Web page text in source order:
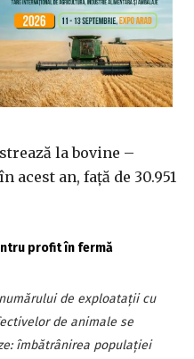
la bovine –
acest an, faţă de 30.951
profit în fermă
de exploataţii cu
de animale se
îmbătrânirea populaţiei